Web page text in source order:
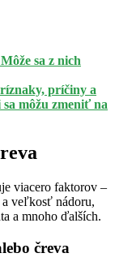
sa z nich
príčiny a
môžu zmeniť na
viacero faktorov –
a veľkosť nádoru,
a mnoho ďalších.
čreva